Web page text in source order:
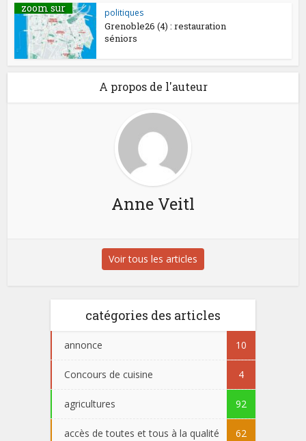
zoom sur politiques
Grenoble26 (4) : restauration
séniors
A propos de l'auteur
Anne Veitl
Voir tous les articles
catégories des articles
annonce 10
Concours de cuisine 4
agricultures 92
accès de toutes et tous à la qualité 62